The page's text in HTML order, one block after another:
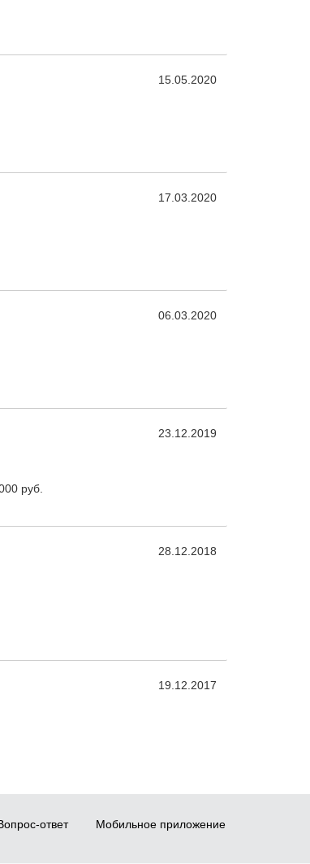
15.05.2020
17.03.2020
06.03.2020
23.12.2019
руб.
28.12.2018
19.12.2017
ответ Мобильное приложение